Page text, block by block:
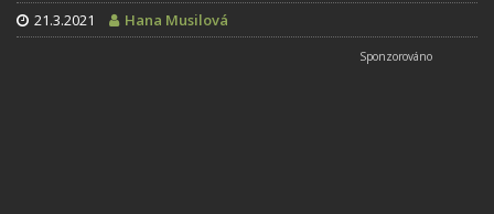
21.3.2021 Hana Musilová